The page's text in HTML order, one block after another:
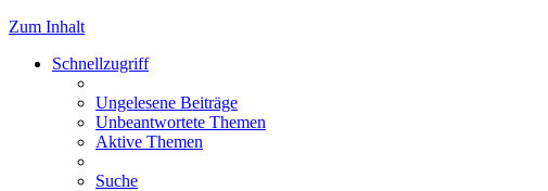
Zum Inhalt
Schnellzugriff
Ungelesene Beiträge
Unbeantwortete Themen
Aktive Themen
Suche